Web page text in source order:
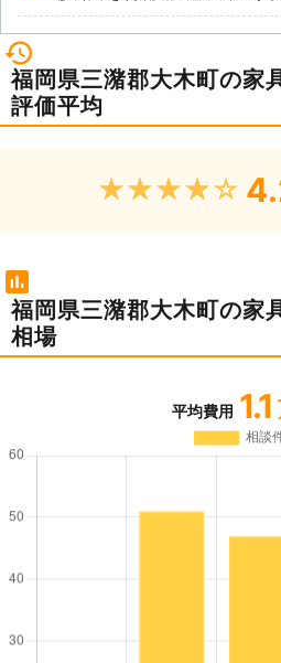
福岡県三潴郡大木町の家
評価平均
★★★★★
福岡県三潴郡大木町の家
相場
平均費用 1.1